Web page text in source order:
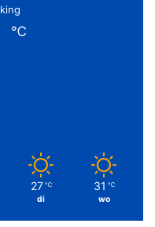
℃
27 ℃
di
31 ℃
wo